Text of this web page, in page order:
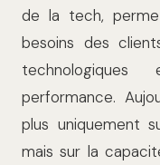
de la tech,
besoins des
performance.
plus uniquement
mais sur la